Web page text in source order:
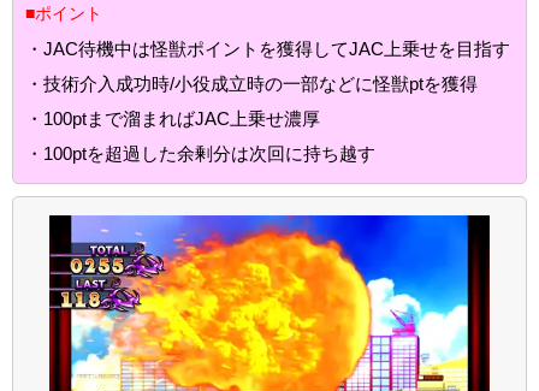
■ポイント
・JAC待機中は怪獣ポイントを獲得してJAC上乗せを目指す
・技術介入成功時/小役成立時の一部などに怪獣ptを獲得
・100ptまで溜まればJAC上乗せ濃厚
・100ptを超過した余剰分は次回に持ち越す